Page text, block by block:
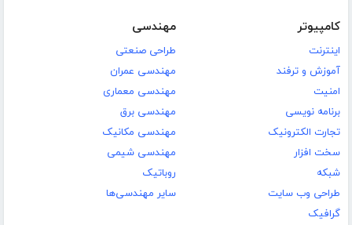
کامپیوتر
اینترنت
آموزش و ترفند
امنیت
برنامه نویسی
تجارت الکترونیک
سخت افزار
شبکه
طراحی وب سایت
گرافیک
مهندسی
طراحی صنعتی
مهندسی عمران
مهندسی معماری
مهندسی برق
مهندسی مکانیک
مهندسی شیمی
روباتیک
سایر مهندسی‌ها